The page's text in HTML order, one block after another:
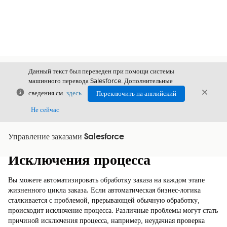
Закрыть
Данный текст был переведен при помощи системы
машинного перевода Salesforce. Дополнительные
сведения см. здесь.
Переключить на английский
Не сейчас
Управление заказами Salesforce
Показать содержание
Содержание
Исключения процесса
Вы можете автоматизировать обработку заказа на каждом этапе
жизненного цикла заказа. Если автоматическая бизнес-логика
сталкивается с проблемой, прерывающей обычную обработку,
происходит исключение процесса. Различные проблемы могут стать
причиной исключения процесса, например, неудачная проверка